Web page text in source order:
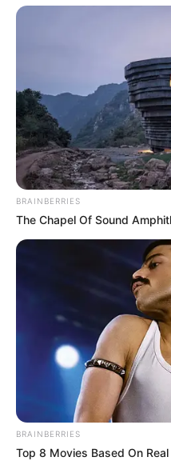
BRAINBERRIES
The Chapel Of Sound
BRAINBERRIES
Top 8 Movies Based On